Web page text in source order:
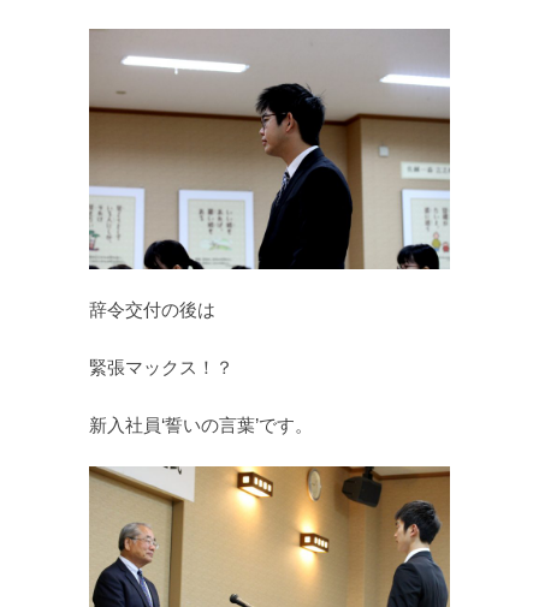
辞令交付の後は
緊張マックス！？
新入社員‘誓いの言葉’です。